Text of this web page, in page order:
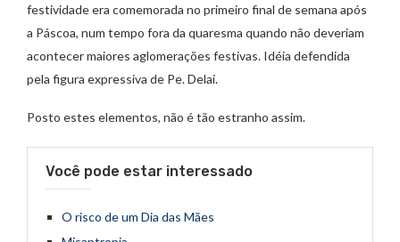
festividade era comemorada no primeiro final de semana após
a Páscoa, num tempo fora da quaresma quando não deveriam
acontecer maiores aglomerações festivas. Idéia defendida
pela figura expressiva de Pe. Delai.
Posto estes elementos, não é tão estranho assim.
Você pode estar interessado
O risco de um Dia das Mães